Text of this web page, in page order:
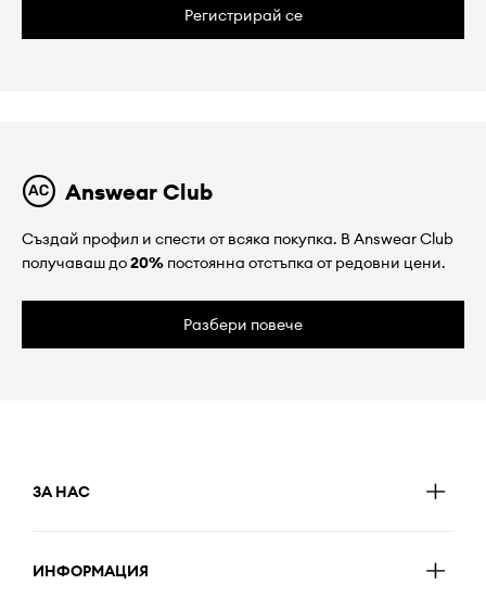
Регистрирай се
Answear Club
Създай профил и спести от всяка покупка. В Answear Club
получаваш до20% постоянна отстъпка от редовни цени.
Разбери повече
ЗА НАС
ИНФОРМАЦИЯ